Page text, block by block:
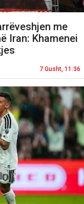
me
Iran: Khamenei
7 Gusht, 11:36